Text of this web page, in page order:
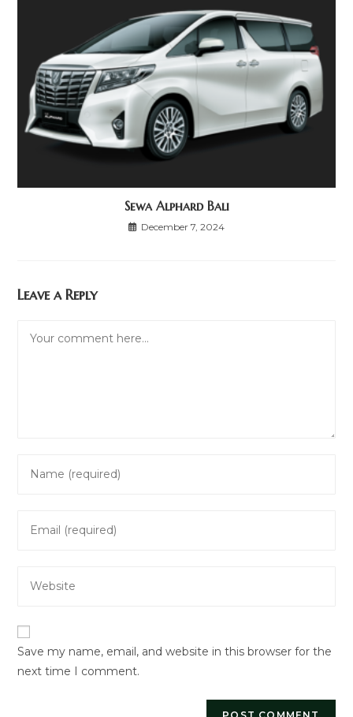
Sewa Alphard Bali
December 7, 2024
Leave a Reply
comment
address
URL
(optional)
Save my name, email, and website in this browser for the
next time I comment.